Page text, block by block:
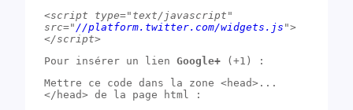
<script type="text/javascript"
src=" //platform.twitter.com/widgets.js ">
</script>
Pour insérer un lien Google+ (+1) :
Mettre ce code dans la zone <head>...
</head> de la page html :